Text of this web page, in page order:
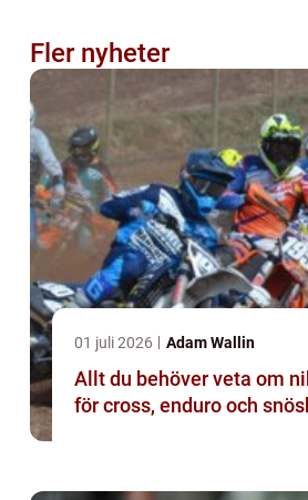
Fler nyheter
01 juli 2026 Adam Wallin
Allt du behöver veta om
för cross, enduro och